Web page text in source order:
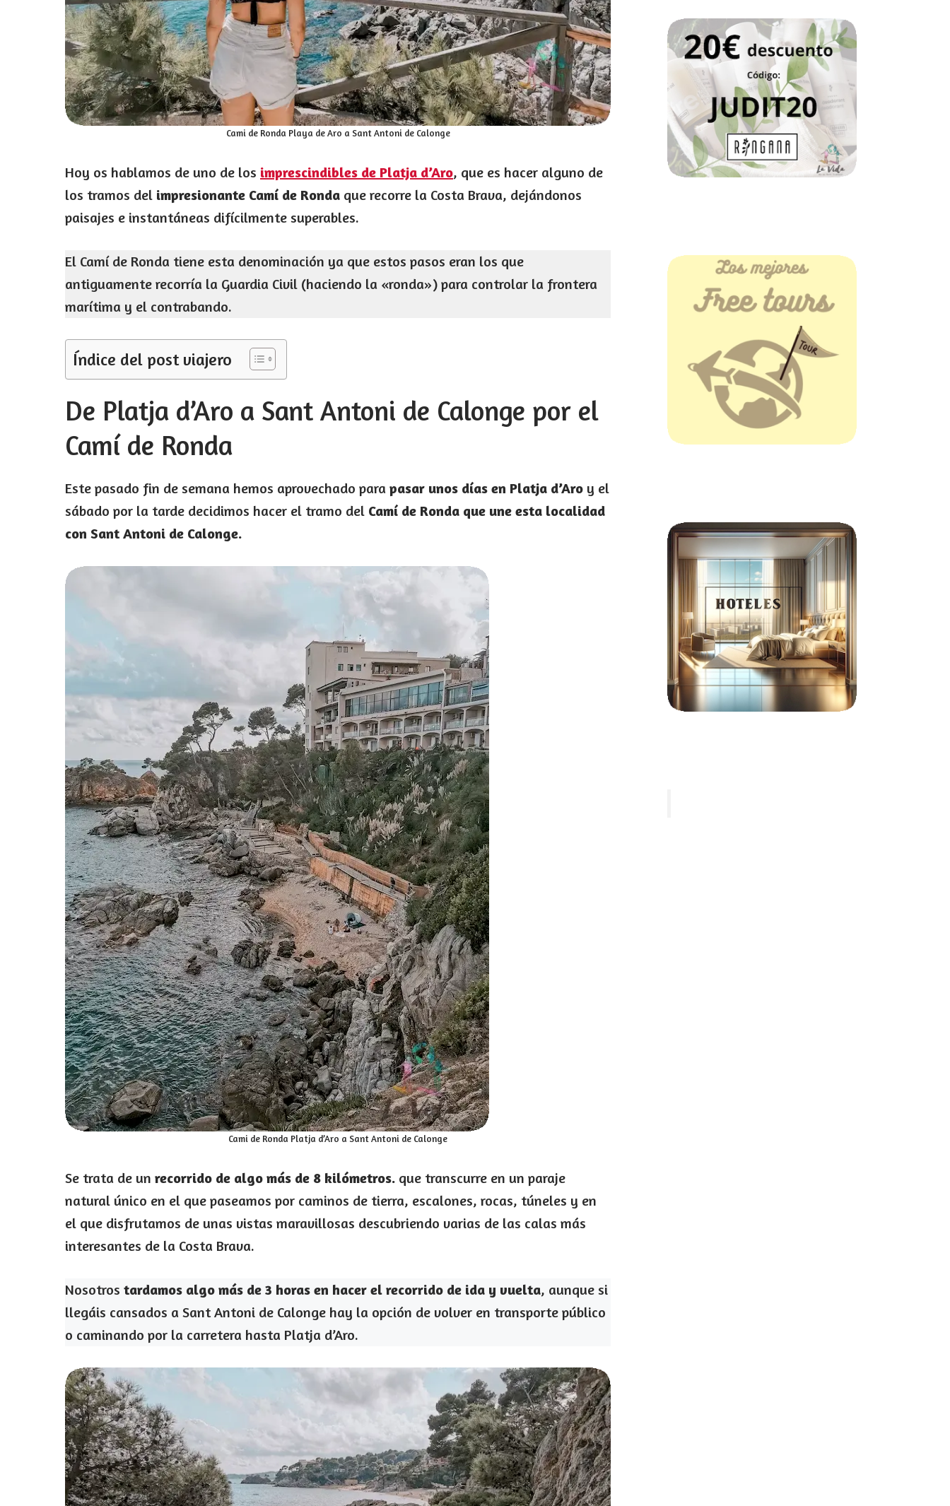
Cami de Ronda Playa de Aro a Sant Antoni de Calonge
Hoy os hablamos de uno de los imprescindibles de Platja d’Aro, que es hacer alguno de
los tramos del impresionante Camí de Ronda que recorre la Costa Brava, dejándonos
paisajes e instantáneas difícilmente superables.
El Camí de Ronda tiene esta denominación ya que estos pasos eran los que
antiguamente recorría la Guardia Civil (haciendo la «ronda») para controlar la frontera
marítima y el contrabando.
Índice del post viajero
De Platja d’Aro a Sant Antoni de Calonge por el
Camí de Ronda
Este pasado fin de semana hemos aprovechado para pasar unos días en Platja d’Aro y el
sábado por la tarde decidimos hacer el tramo del Camí de Ronda que une esta localidad
con Sant Antoni de Calonge.
Cami de Ronda Platja d’Aro a Sant Antoni de Calonge
Se trata de un recorrido de algo más de 8 kilómetros. que transcurre en un paraje
natural único en el que paseamos por caminos de tierra, escalones, rocas, túneles y en
el que disfrutamos de unas vistas maravillosas descubriendo varias de las calas más
interesantes de la Costa Brava.
Nosotros tardamos algo más de 3 horas en hacer el recorrido de ida y vuelta, aunque si
llegáis cansados a Sant Antoni de Calonge hay la opción de volver en transporte público
o caminando por la carretera hasta Platja d’Aro.